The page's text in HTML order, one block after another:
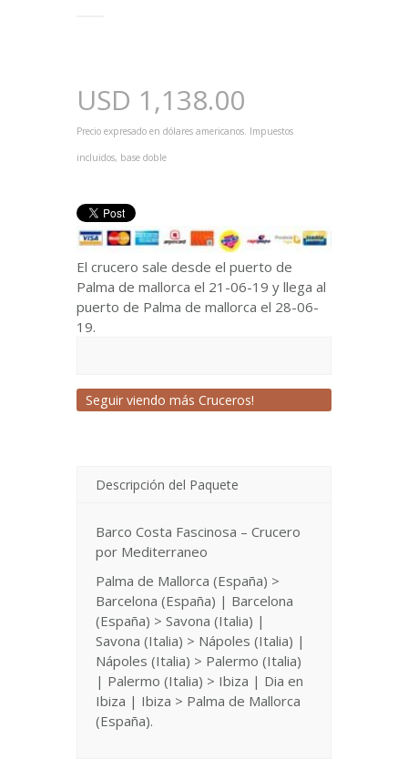
USD 1,138.00
Precio expresado en dólares americanos. Impuestos
incluidos, base doble
El crucero sale desde el puerto de
Palma de mallorca el 21-06-19 y llega al
puerto de Palma de mallorca el 28-06-
19.
Seguir viendo más Cruceros!
Descripción del Paquete
Barco Costa Fascinosa – Crucero
por Mediterraneo
Palma de Mallorca (España) >
Barcelona (España) | Barcelona
(España) > Savona (Italia) |
Savona (Italia) > Nápoles (Italia) |
Nápoles (Italia) > Palermo (Italia)
| Palermo (Italia) > Ibiza | Dia en
Ibiza | Ibiza > Palma de Mallorca
(España).